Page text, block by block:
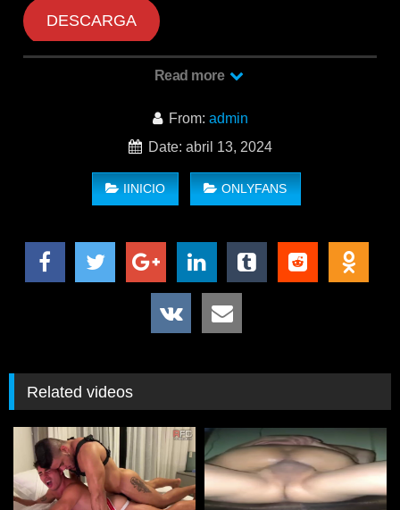
DESCARGA
Read more
From: admin
Date: abril 13, 2024
IINICIO ONLYFANS
Related videos